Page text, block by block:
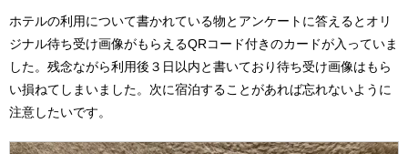
ホテルの利用について書かれている物とアンケートに答えるとオリ
ジナル待ち受け画像がもらえるQRコード付きのカードが入っていま
した。残念ながら利用後３日以内と書いており待ち受け画像はもら
い損ねてしまいました。次に宿泊することがあれば忘れないように
注意したいです。